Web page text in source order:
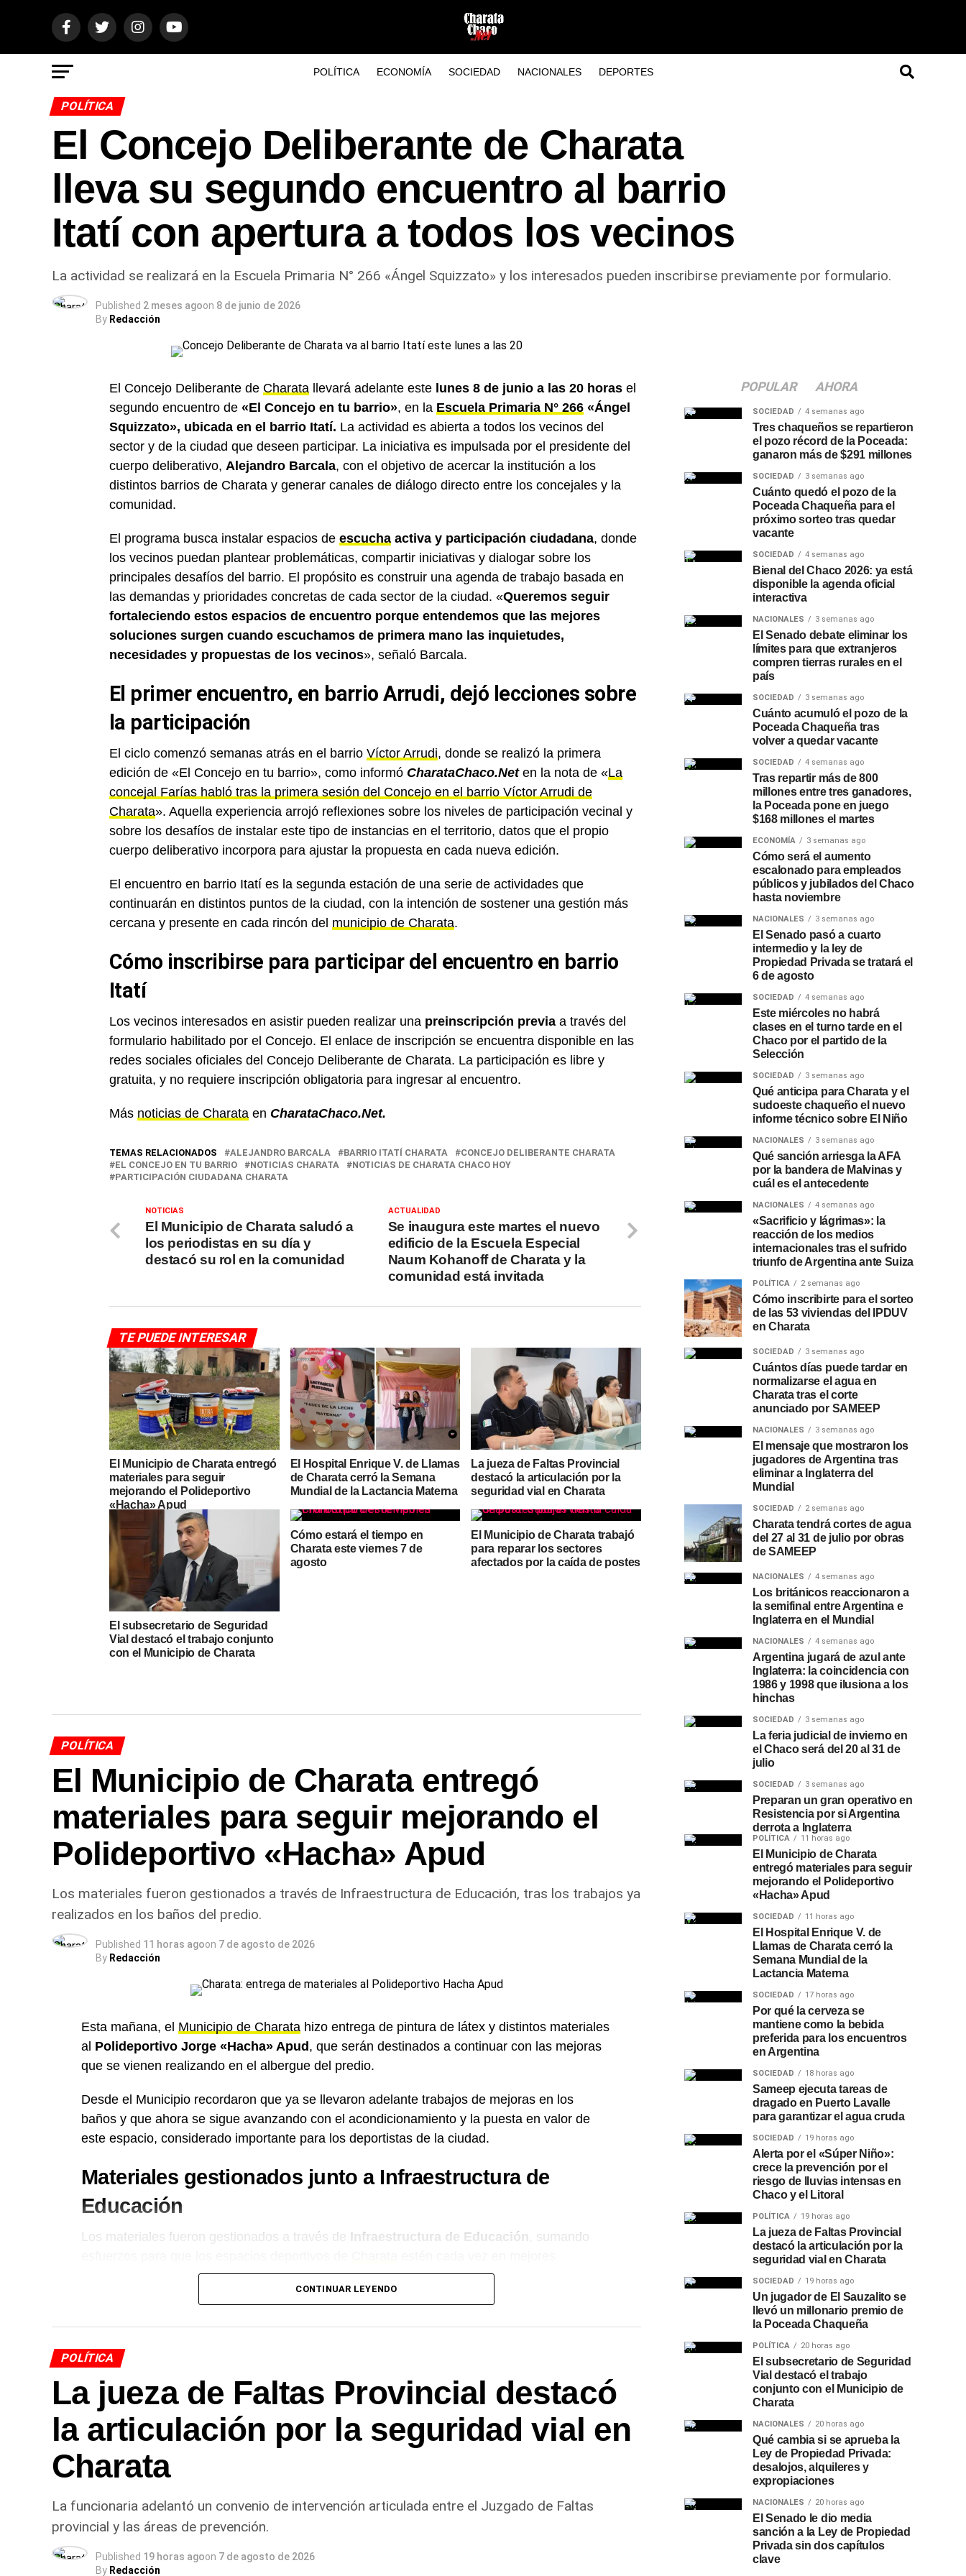
POLÍTICA ECONOMÍA SOCIEDAD NACIONALES DEPORTES
POLÍTICA
El Concejo Deliberante de Charata
lleva su segundo encuentro al barrio
Itatí con apertura a todos los vecinos
La actividad se realizará en la Escuela Primaria N° 266 «Ángel Squizzato» y los interesados pueden inscribirse previamente por formulario.
Published 2 meses agoon 8 de junio de 2026
By Redacción
El Concejo Deliberante de Charata llevará adelante este lunes 8 de junio a las 20 horas el
segundo encuentro de «El Concejo en tu barrio», en la Escuela Primaria N° 266 «Ángel
Squizzato», ubicada en el barrio Itatí. La actividad es abierta a todos los vecinos del
sector y de la ciudad que deseen participar. La iniciativa es impulsada por el presidente del
cuerpo deliberativo, Alejandro Barcala, con el objetivo de acercar la institución a los
distintos barrios de Charata y generar canales de diálogo directo entre los concejales y la
comunidad.
El programa busca instalar espacios de escucha activa y participación ciudadana, donde
los vecinos puedan plantear problemáticas, compartir iniciativas y dialogar sobre los
principales desafíos del barrio. El propósito es construir una agenda de trabajo basada en
las demandas y prioridades concretas de cada sector de la ciudad. «Queremos seguir
fortaleciendo estos espacios de encuentro porque entendemos que las mejores
soluciones surgen cuando escuchamos de primera mano las inquietudes,
necesidades y propuestas de los vecinos», señaló Barcala.
El primer encuentro, en barrio Arrudi, dejó lecciones sobre
la participación
El ciclo comenzó semanas atrás en el barrio Víctor Arrudi, donde se realizó la primera
edición de «El Concejo en tu barrio», como informó CharataChaco.Neten la nota de «La
concejal Farías habló tras la primera sesión del Concejo en el barrio Víctor Arrudi de
Charata». Aquella experiencia arrojó reflexiones sobre los niveles de participación vecinal y
sobre los desafíos de instalar este tipo de instancias en el territorio, datos que el propio
cuerpo deliberativo incorpora para ajustar la propuesta en cada nueva edición.
El encuentro en barrio Itatí es la segunda estación de una serie de actividades que
continuarán en distintos puntos de la ciudad, con la intención de sostener una gestión más
cercana y presente en cada rincón del municipio de Charata.
Cómo inscribirse para participar del encuentro en barrio
Itatí
Los vecinos interesados en asistir pueden realizar una preinscripción previa a través del
formulario habilitado por el Concejo. El enlace de inscripción se encuentra disponible en las
redes sociales oficiales del Concejo Deliberante de Charata. La participación es libre y
gratuita, y no requiere inscripción obligatoria para ingresar al encuentro.
Más noticias de Charata en CharataChaco.Net.
TEMAS RELACIONADOS ALEJANDRO BARCALA BARRIO ITATÍ CHARATA
CONCEJO DELIBERANTE CHARATA
EL CONCEJO EN TU BARRIO
NOTICIAS CHARATA
NOTICIAS DE CHARATA CHACO HOY
PARTICIPACIÓN CIUDADANA CHARATA
ACTUALIDAD
Se inaugura este martes el nuevo
edificio de la Escuela Especial
Naum Kohanoff de Charata y la
comunidad está invitada
NOTICIAS
El Municipio de Charata saludó a
los periodistas en su día y
destacó su rol en la comunidad
TE PUEDE INTERESAR
El Municipio de Charata entregó
materiales para seguir
mejorando el Polideportivo
«Hacha» Apud
El Hospital Enrique V. de Llamas
de Charata cerró la Semana
Mundial de la Lactancia Materna
La jueza de Faltas Provincial
destacó la articulación por la
seguridad vial en Charata
El subsecretario de Seguridad
Vial destacó el trabajo conjunto
con el Municipio de Charata
Cómo estará el tiempo en
Charata este viernes 7 de
agosto
El Municipio de Charata trabajó
para reparar los sectores
afectados por la caída de postes
POLÍTICA
El Municipio de Charata entregó
materiales para seguir mejorando el
Polideportivo «Hacha» Apud
Los materiales fueron gestionados a través de Infraestructura de Educación, tras los trabajos ya
realizados en los baños del predio.
Published 11 horas agoon 7 de agosto de 2026
By Redacción
Esta mañana, el Municipio de Charata hizo entrega de pintura de látex y distintos materiales
al Polideportivo Jorge «Hacha» Apud , que serán destinados a continuar con las mejoras
que se vienen realizando en el albergue del predio.
Desde el Municipio recordaron que ya se llevaron adelante trabajos de mejoras en los
baños y que ahora se sigue avanzando con el acondicionamiento y la puesta en valor de
este espacio, considerado importante para los deportistas de la ciudad.
Materiales gestionados junto a Infraestructura de
Educación
Los materiales fueron gestionados a través de Infraestructura de Educación , sumando
condiciones. Desde la comuna remarcaron que continuarán trabajando para mejorar los
lugares donde los vecinos y deportistas se encuentran, entrenan y crecen.
Másnoticias de CharataenCharataChaco.Net.
CONTINUAR LEYENDO
POLÍTICA
La jueza de Faltas Provincial destacó
la articulación por la seguridad vial en
Charata
La funcionaria adelantó un convenio de intervención articulada entre el Juzgado de Faltas
provincial y las áreas de prevención.
Published 19 horas agoon 7 de agosto de 2026
By Redacción
POPULAR AHORA
SOCIEDAD 4 semanas ago
Tres chaqueños se repartieron
el pozo récord de la Poceada:
ganaron más de $291 millones
SOCIEDAD 3 semanas ago
Cuánto quedó el pozo de la
Poceada Chaqueña para el
próximo sorteo tras quedar
vacante
SOCIEDAD 4 semanas ago
Bienal del Chaco 2026: ya está
disponible la agenda oficial
interactiva
NACIONALES 3 semanas ago
El Senado debate eliminar los
límites para que extranjeros
compren tierras rurales en el
país
SOCIEDAD 3 semanas ago
Cuánto acumuló el pozo de la
Poceada Chaqueña tras
volver a quedar vacante
SOCIEDAD 4 semanas ago
Tras repartir más de 800
millones entre tres ganadores,
la Poceada pone en juego
$168 millones el martes
ECONOMÍA 3 semanas ago
Cómo será el aumento
escalonado para empleados
públicos y jubilados del Chaco
hasta noviembre
NACIONALES 3 semanas ago
El Senado pasó a cuarto
intermedio y la ley de
Propiedad Privada se tratará el
6 de agosto
SOCIEDAD 4 semanas ago
Este miércoles no habrá
clases en el turno tarde en el
Chaco por el partido de la
Selección
SOCIEDAD 3 semanas ago
Qué anticipa para Charata y el
sudoeste chaqueño el nuevo
informe técnico sobre El Niño
NACIONALES 3 semanas ago
Qué sanción arriesga la AFA
por la bandera de Malvinas y
cuál es el antecedente
NACIONALES 4 semanas ago
«Sacrificio y lágrimas»: la
reacción de los medios
internacionales tras el sufrido
triunfo de Argentina ante Suiza
POLÍTICA 2 semanas ago
Cómo inscribirte para el sorteo
de las 53 viviendas del IPDUV
en Charata
SOCIEDAD 3 semanas ago
Cuántos días puede tardar en
normalizarse el agua en
Charata tras el corte
anunciado por SAMEEP
NACIONALES 3 semanas ago
El mensaje que mostraron los
jugadores de Argentina tras
eliminar a Inglaterra del
Mundial
SOCIEDAD 2 semanas ago
Charata tendrá cortes de agua
del 27 al 31 de julio por obras
de SAMEEP
NACIONALES 4 semanas ago
Los británicos reaccionaron a
la semifinal entre Argentina e
Inglaterra en el Mundial
NACIONALES 4 semanas ago
Argentina jugará de azul ante
Inglaterra: la coincidencia con
1986 y 1998 que ilusiona a los
hinchas
SOCIEDAD 3 semanas ago
La feria judicial de invierno en
el Chaco será del 20 al 31 de
julio
SOCIEDAD 3 semanas ago
Preparan un gran operativo en
Resistencia por si Argentina
derrota a Inglaterra
POLÍTICA 11 horas ago
El Municipio de Charata
entregó materiales para seguir
mejorando el Polideportivo
«Hacha» Apud
SOCIEDAD 11 horas ago
El Hospital Enrique V. de
Llamas de Charata cerró la
Semana Mundial de la
Lactancia Materna
SOCIEDAD 17 horas ago
Por qué la cerveza se
mantiene como la bebida
preferida para los encuentros
en Argentina
SOCIEDAD 18 horas ago
Sameep ejecuta tareas de
dragado en Puerto Lavalle
para garantizar el agua cruda
SOCIEDAD 19 horas ago
Alerta por el «Súper Niño»:
crece la prevención por el
riesgo de lluvias intensas en
Chaco y el Litoral
POLÍTICA 19 horas ago
La jueza de Faltas Provincial
destacó la articulación por la
seguridad vial en Charata
SOCIEDAD 19 horas ago
Un jugador de El Sauzalito se
llevó un millonario premio de
la Poceada Chaqueña
POLÍTICA 20 horas ago
El subsecretario de Seguridad
Vial destacó el trabajo
conjunto con el Municipio de
Charata
NACIONALES 20 horas ago
Qué cambia si se aprueba la
Ley de Propiedad Privada:
desalojos, alquileres y
expropiaciones
NACIONALES 20 horas ago
El Senado le dio media
sanción a la Ley de Propiedad
Privada sin dos capítulos
clave